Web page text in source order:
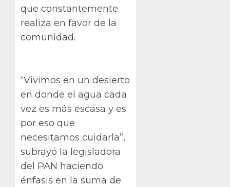
que constantemente
realiza en favor de la
comunidad.
“Vivimos en un desierto
en donde el agua cada
vez es más escasa y es
por eso que
necesitamos cuidarla”,
subrayó la legisladora
del PAN haciendo
énfasis en la suma de